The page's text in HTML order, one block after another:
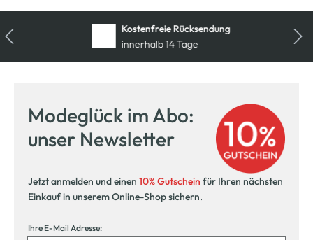
Kostenfreie Rücksendung
innerhalb 14 Tage
Modeglück im Abo:
unser Newsletter
Jetzt anmelden und einen 10% Gutschein für Ihren nächsten
Einkauf in unserem Online-Shop sichern.
Ihre E-Mail Adresse: